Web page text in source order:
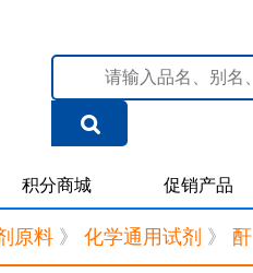
积分商城 促销产品
原料 》 化学通用试剂 》 酐